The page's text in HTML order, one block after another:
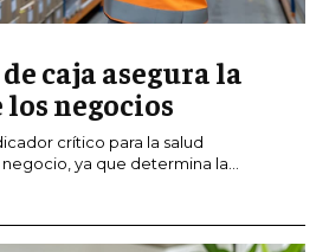
caja asegura la
negocios
crítico para la salud
ya que determina la...